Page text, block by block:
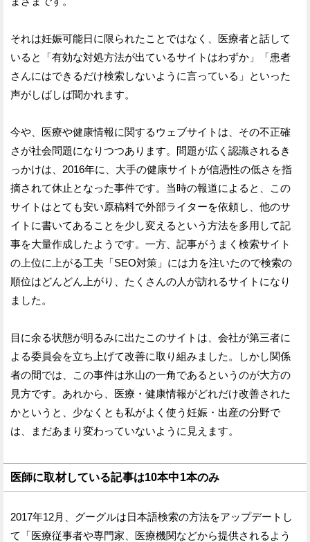
それは妊娠可能日に限られたことではなく、医療者と話して
いると「有効な対処方法が出ているサイトはわずか」「患者
さんにはできるだけ検索しないように言っている」といった
声がしばしば聞かれます。
今や、医療や健康情報に関するウェブサイトは、その不正確
さが社会問題になりつつあります。問題が広く認識されるき
っかけは、2016年に、大手の健康サイトが信憑性の低さを指
摘されて休止となった事件です。当時の報道によると、この
サイトはとても安い原稿料で外部ライターを依頼し、他のサ
イトに書いてあることを少し変えるという方法を多用して記
事を大量作成したようです。一方、記事がうまく検索サイト
の上位に上がる工夫「SEO対策」には力を注いたので検索の
順位はどんどん上がり、たくさんの人が訪れるサイトになり
ました。
目に余る状態が明るみに出たこのサイトは、会社が第三者に
よる委員会を立ち上げて改善に取り組みました。しかし関係
者の間では、この事件は氷山の一角であるというのが大方の
見方です。あれから、医療・健康情報がどれだけ改善された
かというと、少なくとも私がよく使う妊娠・出産の分野で
は、まだあまり変わっていないように見えます。
医師に取材している記事は10本中1本のみ
2017年12月、グーグルは日本語検索の方法をアップデートし
て「医療従事者や専門家、医療機関などから提供されるよう